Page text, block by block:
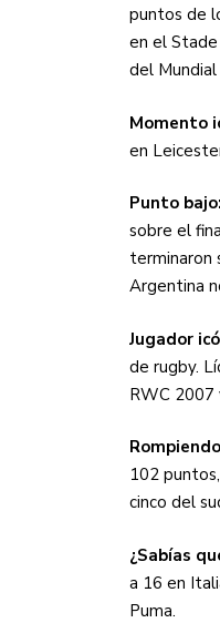
puntos de
en el Stade
del
Momento
en
Punto bajo:
sobre el
terminaron
Argentina
Jugador
de rugby.
RWC 2007
102
cinco del
¿Sabías
a 16 en
Puma.